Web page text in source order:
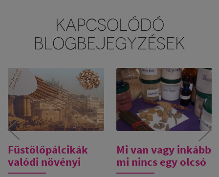
KAPCSOLÓDÓ
BLOGBEJEGYZÉSEK
Füstölőpálcikák
valódi növényi
gyantából
Mi van vagy inkább
mi nincs egy olcsó
füstölőpálcikában?